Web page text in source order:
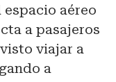
aéreo
a pasajeros
viajar a
a